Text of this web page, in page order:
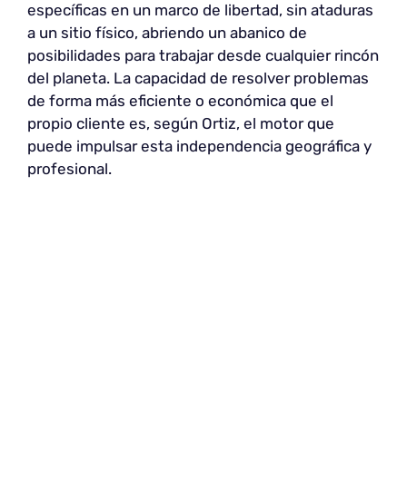
específicas en un marco de libertad, sin ataduras
a un sitio físico, abriendo un abanico de
posibilidades para trabajar desde cualquier rincón
del planeta. La capacidad de resolver problemas
de forma más eficiente o económica que el
propio cliente es, según Ortiz, el motor que
puede impulsar esta independencia geográfica y
profesional.